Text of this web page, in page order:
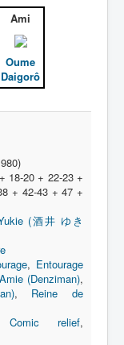
Ami
Oume
Daigorô
18-20 + 22-23 +
+ 42-43 + 47 +
(酒井 ゆき
, Entourage
Amie (Denziman),
, Reine de
Comic relief,